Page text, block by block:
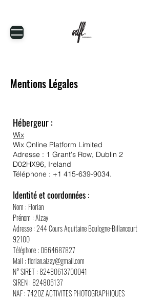
Mentions Légales
Hébergeur :
Wix
Wix Online Platform Limited
Adresse : 1 Grant's Row, Dublin 2
D02HX96, Ireland
Téléphone : +1 415-639-9034.
Identité et coordonnées :
Nom : Florian
Prénom : Alzay
Adresse : 244 Cours Aquitaine Boulogne-Billancourt
92100
Téléphone : 0664687827
Mail : florian.alzay@gmail.com
N° SIRET : 82480613700041
SIREN : 824806137
NAF : 7420Z ACTIVITES PHOTOGRAPHIQUES